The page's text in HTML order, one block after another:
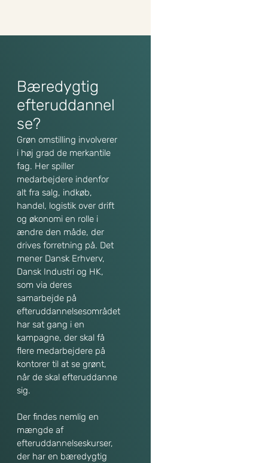
Bæredygtig
efteruddannel
se?
Grøn omstilling involverer
i høj grad de merkantile
fag. Her spiller
medarbejdere indenfor
alt fra salg, indkøb,
handel, logistik over drift
og økonomi en rolle i
ændre den måde, der
drives forretning på. Det
mener Dansk Erhverv,
Dansk Industri og HK,
som via deres
samarbejde på
efteruddannelsesområdet
har sat gang i en
kampagne, der skal få
flere medarbejdere på
kontorer til at se grønt,
når de skal efteruddanne
sig.
Der findes nemlig en
mængde af
efteruddannelseskurser,
der har en bæredygtig